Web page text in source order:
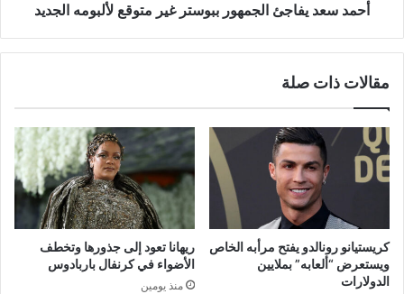
أحمد سعد يفاجئ الجمهور ببوستر غير متوقع لألبومه الجديد
مقالات ذات صلة
كريستيانو رونالدو يفتح مرأبه الخاص
ويستعرض “ألعابه” بملايين
الدولارات
ريهانا تعود إلى جذورها وتخطف
الأضواء في كرنفال باربادوس
منذ يومين